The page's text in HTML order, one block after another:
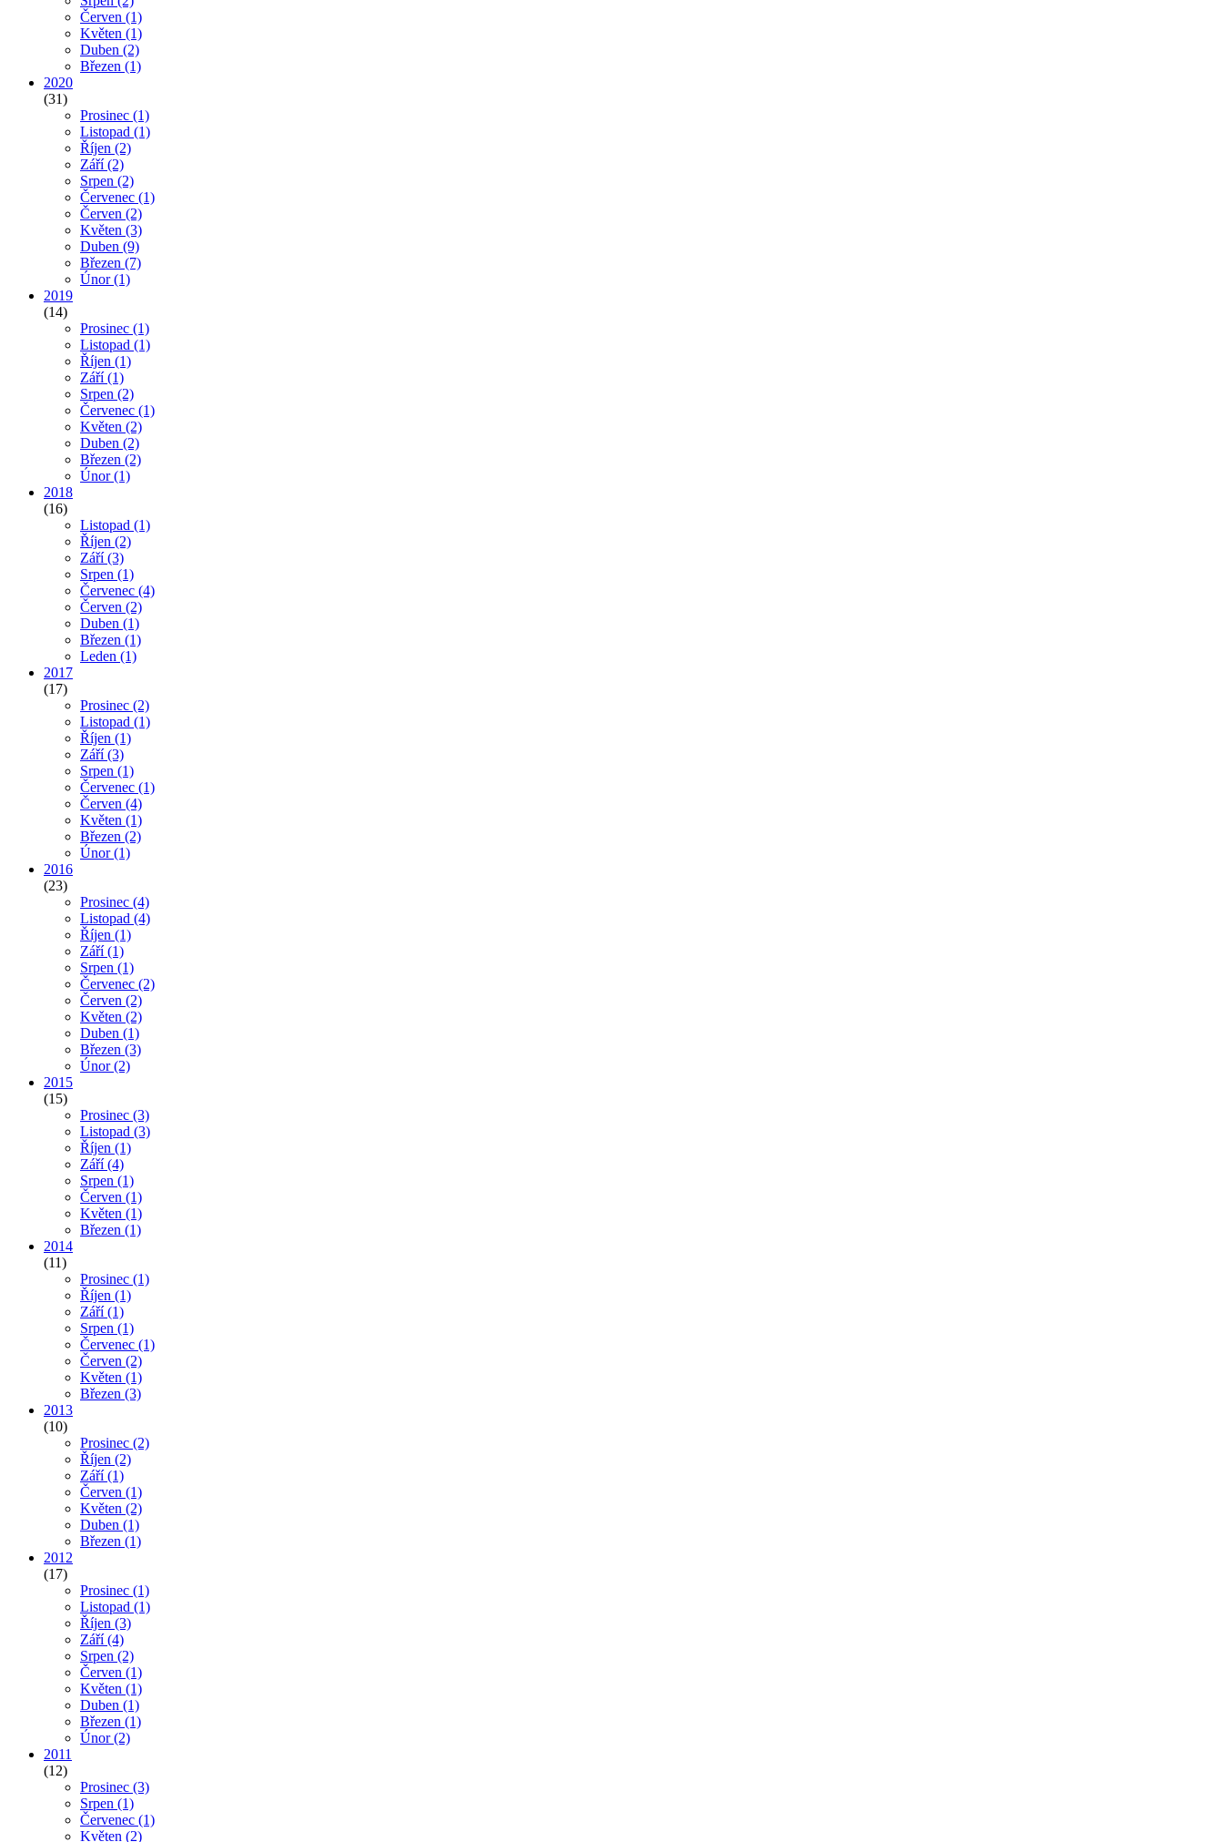
Červen (1)
Květen (1)
Duben (2)
Březen (1)
2020
(31)
Prosinec (1)
Listopad (1)
Říjen (2)
Září(2)
Srpen (2)
Červenec (1)
Červen (2)
Květen (3)
Duben (9)
Březen (7)
Únor(1)
2019
(14)
Prosinec (1)
Listopad (1)
Říjen (1)
Září(1)
Srpen (2)
Červenec (1)
Květen (2)
Duben (2)
Březen (2)
Únor(1)
2018
(16)
Listopad (1)
Říjen (2)
Září(3)
Srpen (1)
Červenec (4)
Červen (2)
Duben (1)
Březen (1)
Leden (1)
2017
(17)
Prosinec (2)
Listopad (1)
Říjen (1)
Září(3)
Srpen (1)
Červenec (1)
Červen (4)
Květen (1)
Březen (2)
Únor(1)
2016
(23)
Prosinec (4)
Listopad (4)
Říjen (1)
Září(1)
Srpen (1)
Červenec (2)
Červen (2)
Květen (2)
Duben (1)
Březen (3)
Únor(2)
2015
(15)
Prosinec (3)
Listopad (3)
Říjen (1)
Září(4)
Srpen (1)
Červen (1)
Květen (1)
Březen (1)
2014
(11)
Prosinec (1)
Říjen (1)
Září(1)
Srpen (1)
Červenec (1)
Červen (2)
Květen (1)
Březen (3)
2013
(10)
Prosinec (2)
Říjen (2)
Září(1)
Červen (1)
Květen (2)
Duben (1)
Březen (1)
2012
(17)
Prosinec (1)
Listopad (1)
Říjen (3)
Září(4)
Srpen (2)
Červen (1)
Květen (1)
Duben (1)
Březen (1)
Únor(2)
2011
(12)
Prosinec (3)
Srpen (1)
Červenec (1)
Květen (2)